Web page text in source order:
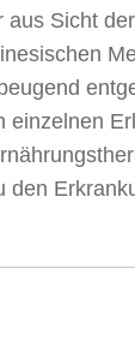
Sicht
den